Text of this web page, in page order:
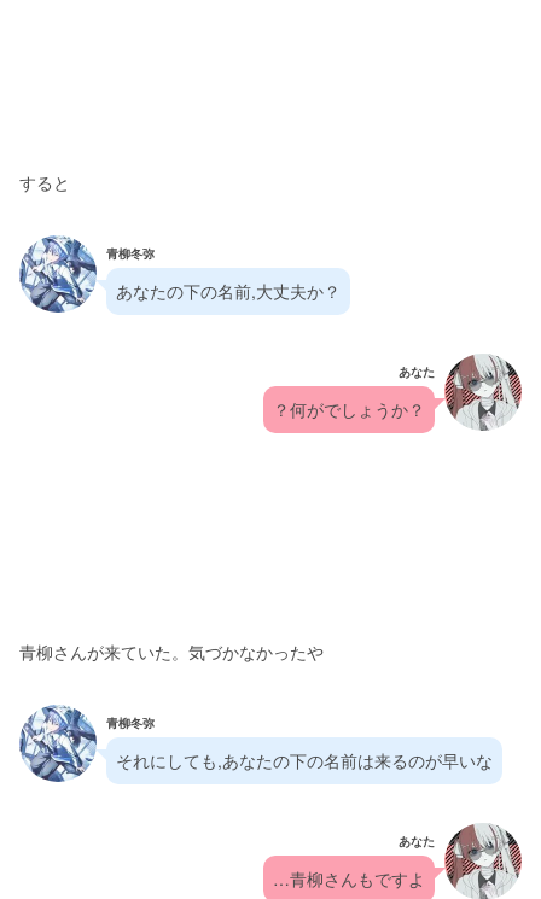
すると
青柳冬弥
あなたの下の名前,大丈夫か？
あなた
？何がでしょうか？
青柳さんが来ていた。気づかなかったや
青柳冬弥
それにしても,あなたの下の名前は来るのが早いな
あなた
…青柳さんもですよ